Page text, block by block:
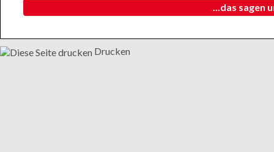
...das sagen
Drucken